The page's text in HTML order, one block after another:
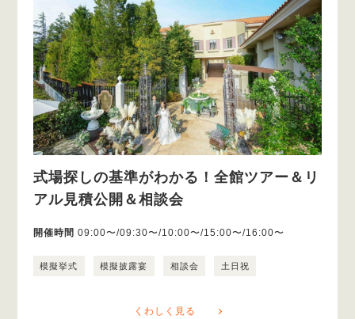
式場探しの基準がわかる！全館ツアー＆リ
アル見積公開＆相談会
開催時間 09:00〜/09:30〜/10:00〜/15:00〜/16:00〜
模擬挙式 模擬披露宴 相談会 土日祝
くわしく見る